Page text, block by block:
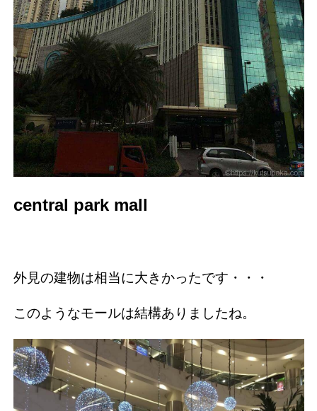
central park mall
外見の建物は相当に大きかったです・・・
このようなモールは結構ありましたね。